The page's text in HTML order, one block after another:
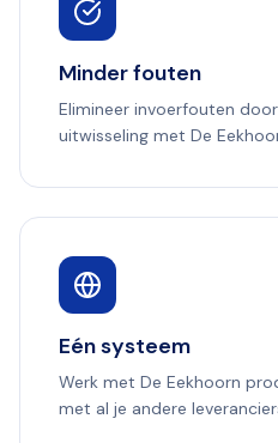
Minder fouten
Elimineer invoerfouten
uitwisseling met De
Eén systeem
Werk met De Eekhoorn
met al je andere